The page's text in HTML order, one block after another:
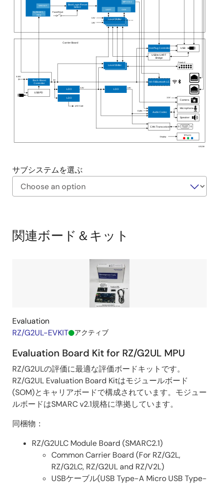
Speaker
USB
Level Shifter
1.8V
3.3V
Boot Logic/Reset
Select
USB PD
5-15V
5V
Power/Reset
3.3V
uSD Card
Hot Plug Controller
Wi-Fi/Bluetooth LE
Microphone
Camera
CAN Transceiver
1.8V
Level Shifter
Pmod x2
USB to UART
Bridge
Carrier Board
US219
Audio Codec
TFT-LCD
Display
Audio
3.3V
LDO
LDO
LDO
Buck-Boost
Controller
UART CAN
MIPI CSI 2
NRESET
N_RESET_
REQ
サブシステムを選ぶ
Diagram
関連ボード＆キット
Evaluation
RZ/G2UL-EVKIT
アクティブ
Evaluation Board Kit for RZ/G2UL MPU
RZ/G2ULの評価に最適な評価ボードキットです。
RZ/G2UL Evaluation Board Kitはモジュールボード
(SOM)とキャリアボードで構成されています。モジュー
ルボードはSMARC v2.1規格に準拠しています。
同梱物：
RZ/G2ULC Module Board (SMARC2.1)
Common Carrier Board (For RZ/G2L,
RZ/G2LC, RZ/G2UL and RZ/V2L)
USBケーブル(USB Type-A Micro USB Type-